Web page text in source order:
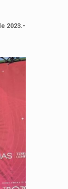
2023.-